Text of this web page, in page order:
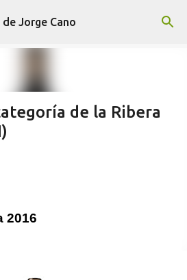
principal
Jorge Cano
de la Ribera
2016